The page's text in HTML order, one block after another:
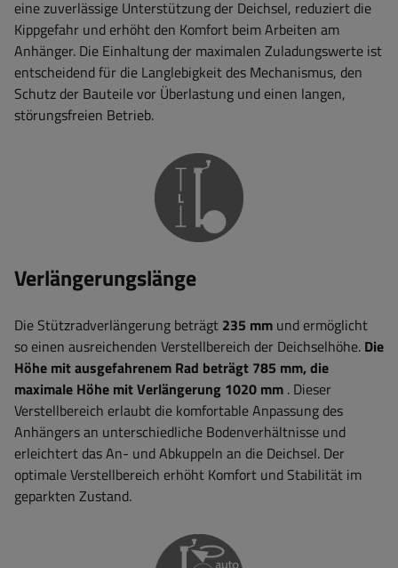
eine zuverlässige Unterstützung der Deichsel, reduziert die
Kippgefahr und erhöht den Komfort beim Arbeiten am
Anhänger. Die Einhaltung der maximalen Zuladungswerte ist
entscheidend für die Langlebigkeit des Mechanismus, den
Schutz der Bauteile vor Überlastung und einen langen,
störungsfreien Betrieb.
Verlängerungslänge
Die Stützradverlängerung beträgt 235 mm und ermöglicht
so einen ausreichenden Verstellbereich der Deichselhöhe. Die
Höhe mit ausgefahrenem Rad beträgt 785 mm, die
maximale Höhe mit Verlängerung 1020 mm . Dieser
Verstellbereich erlaubt die komfortable Anpassung des
Anhängers an unterschiedliche Bodenverhältnisse und
erleichtert das An- und Abkuppeln an die Deichsel. Der
optimale Verstellbereich erhöht Komfort und Stabilität im
geparkten Zustand.